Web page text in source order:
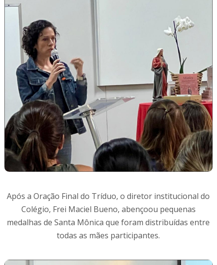
Após a Oração Final do Tríduo, o diretor institucional do
Colégio, Frei Maciel Bueno, abençoou pequenas
medalhas de Santa Mônica que foram distribuídas entre
todas as mães participantes.